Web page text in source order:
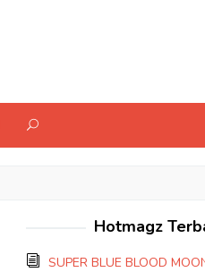
Hotmagz
SUPER BLUE BLOOD